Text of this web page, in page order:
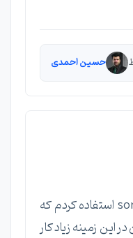
حسین احمدی
من از هاست رايگان somee.com استفاده كردم كه
زمينه زياد كار